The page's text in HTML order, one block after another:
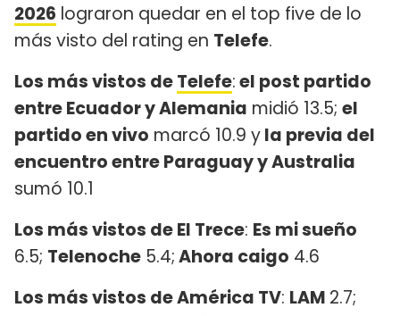
2026 lograron quedar en el top five de lo
más visto del rating en Telefe.
Los más vistos deTelefe:el post partido
entre Ecuador y Alemania midió 13.5; el
partido en vivo marcó 10.9 yla previa del
encuentro entre Paraguay y Australia
sumó 10.1
Los más vistos de El Trece: Es mi sueño
6.5; Telenoche 5.4;Ahora caigo 4.6
Los más vistos de América TV: LAM 2.7;